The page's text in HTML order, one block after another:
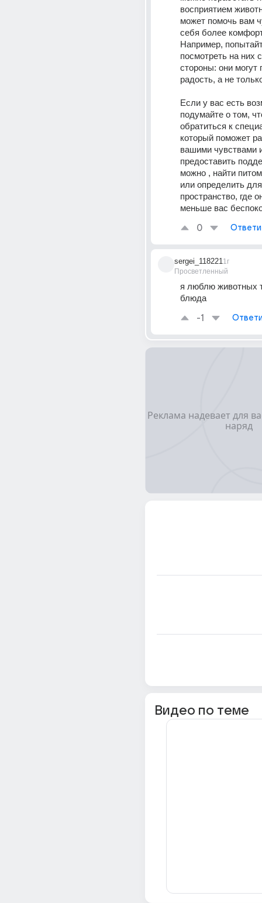
восприятием
может помочь вам
себя более
Например,
посмотреть на них
стороны: они могут
радость, а не
Если у вас есть
подумайте о том,
обратиться к
который поможет
вашими чувствами
предоставить
можно , найти
или определить
пространство, где
меньше вас
0
sergei_118221
Просветленный
1г
я люблю животных
блюда
-1
Видео по теме